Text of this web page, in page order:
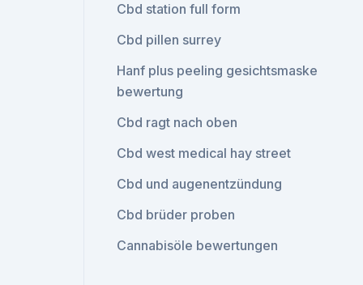
Cbd station full form
Cbd pillen surrey
Hanf plus peeling gesichtsmaske
bewertung
Cbd ragt nach oben
Cbd west medical hay street
Cbd und augenentzündung
Cbd brüder proben
Cannabisöle bewertungen